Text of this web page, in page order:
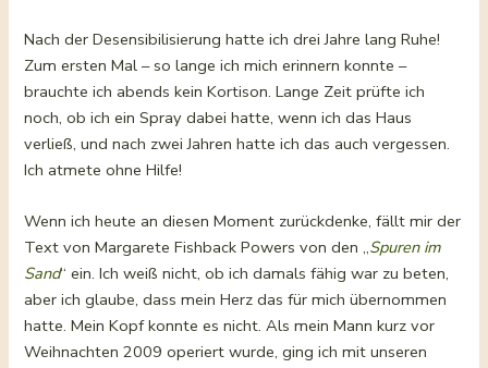
Nach der Desensibilisierung hatte ich drei Jahre lang Ruhe!
Zum ersten Mal – so lange ich mich erinnern konnte –
brauchte ich abends kein Kortison. Lange Zeit prüfte ich
noch, ob ich ein Spray dabei hatte, wenn ich das Haus
verließ, und nach zwei Jahren hatte ich das auch vergessen.
Ich atmete ohne Hilfe!
Wenn ich heute an diesen Moment zurückdenke, fällt mir der
Text von Margarete Fishback Powers von den „Spuren im
Sand“ ein. Ich weiß nicht, ob ich damals fähig war zu beten,
aber ich glaube, dass mein Herz das für mich übernommen
hatte. Mein Kopf konnte es nicht. Als mein Mann kurz vor
Weihnachten 2009 operiert wurde, ging ich mit unseren